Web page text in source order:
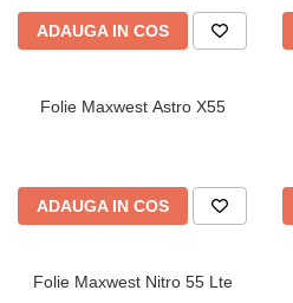
ADAUGA IN COS
Folie Maxwest Astro X55
ADAUGA IN COS
Folie Maxwest Nitro 55 Lte